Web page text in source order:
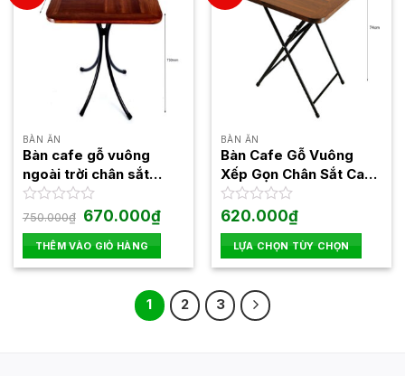
BÀN ĂN
Bàn cafe gỗ vuông
ngoài trời chân sắt
Fansipan Kite 01
Được
hạng
0
5
750.000₫ Giá
gốc
là:
750.000₫.
670.000₫Giá
hiện
tại
là:
670.000₫.
THÊM VÀO GIỎ HÀNG
BÀN ĂN
Bàn Cafe Gỗ Vuông
Xếp Gọn Chân Sắt Cao
Fansipan Patio 02
Được
hạng
0
5
620.000₫
LỰA CHỌN TÙY CHỌN
Sản
này
có
1 2 3